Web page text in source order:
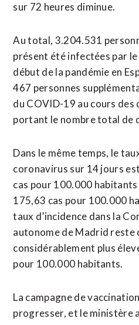
sur 72 heures diminue.
Au total, 3.204.531
présent été infectées par
début de la pandémie en
467 personnes
du COVID-19 au cours des
portant le nombre total de
Dans le même temps, le
coronavirus sur 14 jours
cas pour 100.000 habitants
175,63 cas pour 100.000
taux d’incidence dans la
autonome de Madrid reste
considérablement plus
pour 100.000 habitants.
La campagne de
progresser, et le ministère